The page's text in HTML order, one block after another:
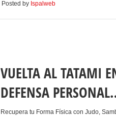
Posted by Ispalweb
VUELTA AL TATAMI
DEFENSA
Recupera tu Forma Física con Judo,